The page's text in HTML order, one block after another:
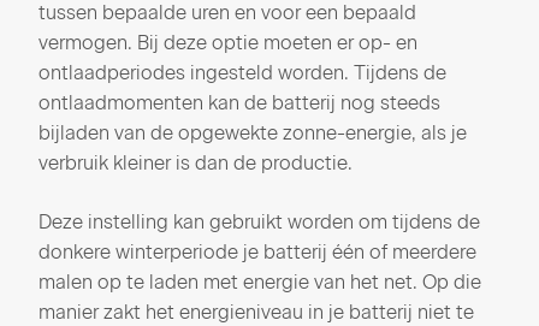
tussen bepaalde uren en voor een bepaald
vermogen. Bij deze optie moeten er op- en
ontlaadperiodes ingesteld worden. Tijdens de
ontlaadmomenten kan de batterij nog steeds
bijladen van de opgewekte zonne-energie, als je
verbruik kleiner is dan de productie.
Deze instelling kan gebruikt worden om tijdens de
donkere winterperiode je batterij één of meerdere
malen op te laden met energie van het net. Op die
manier zakt het energieniveau in je batterij niet te